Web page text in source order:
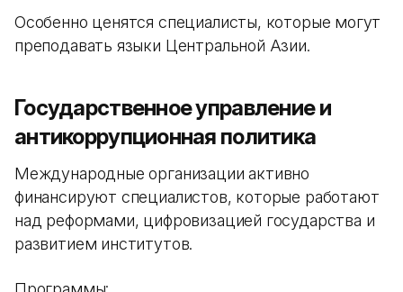
Особенно ценятся специалисты, которые могут
преподавать языки Центральной Азии.
Государственное управление и
антикоррупционная политика
Международные организации активно
финансируют специалистов, которые работают
над реформами, цифровизацией государства и
развитием институтов.